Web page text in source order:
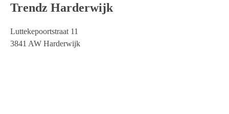
Trendz Harderwijk
Luttekepoortstraat 11
3841 AW Harderwijk